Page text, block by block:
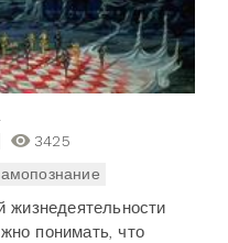
3425
понимать, что